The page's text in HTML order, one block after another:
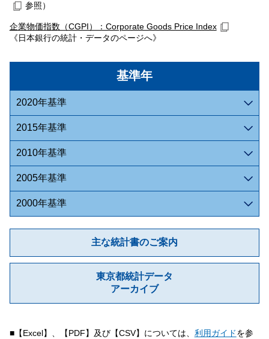
基準年
2020年基準
2015年基準
2010年基準
2005年基準
2000年基準
主な統計書のご案内
東京都統計データ
アーカイブ
参照）
企業物価指数（CGPI）：Corporate Goods Price Index
《日本銀行の統計・データのページへ》
■【Excel】、【PDF】及び【CSV】については、 利用ガイドを参